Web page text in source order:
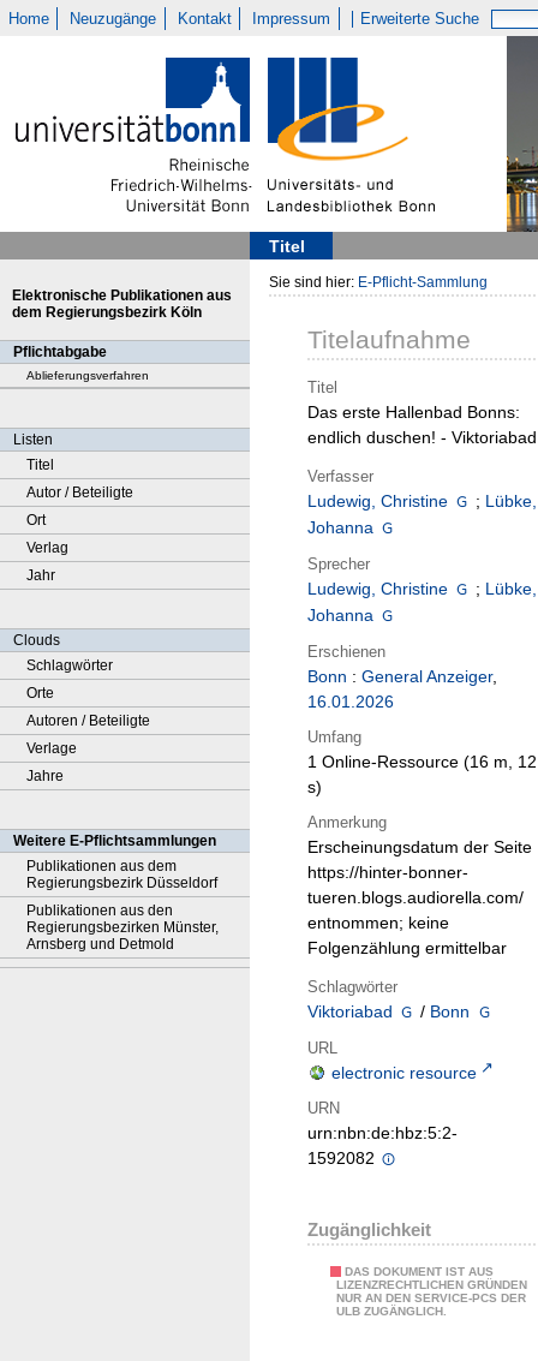
Home Neuzugänge Kontakt Impressum Erweiterte Suche
Titel
Elektronische Publikationen aus
dem Regierungsbezirk Köln
Pflichtabgabe
Ablieferungsverfahren
Listen
Titel
Autor / Beteiligte
Ort
Verlag
Jahr
Clouds
Schlagwörter
Orte
Autoren / Beteiligte
Verlage
Jahre
Weitere E-Pflichtsammlungen
Publikationen aus dem
Regierungsbezirk Düsseldorf
Publikationen aus den
Regierungsbezirken Münster,
Arnsberg und Detmold
Sie sind hier: E-Pflicht-Sammlung
Titelaufnahme
Titel
Das erste Hallenbad Bonns:
endlich duschen! - Viktoriabad
Verfasser
Ludewig, Christine ; Lübke,
Johanna
Sprecher
Ludewig, Christine ; Lübke,
Johanna
Erschienen
Bonn : General Anzeiger,
16.01.2026
Umfang
1 Online-Ressource (16 m, 12
s)
Anmerkung
Erscheinungsdatum der Seite
https://hinter-bonner-
tueren.blogs.audiorella.com/
entnommen; keine
Folgenzählung ermittelbar
Schlagwörter
Viktoriabad / Bonn
URL
electronic resource
URN
urn:nbn:de:hbz:5:2-
1592082
Zugänglichkeit
DAS DOKUMENT IST AUS
LIZENZRECHTLICHEN GRÜNDEN
NUR AN DEN SERVICE-PCS DER
ULB ZUGÄNGLICH.